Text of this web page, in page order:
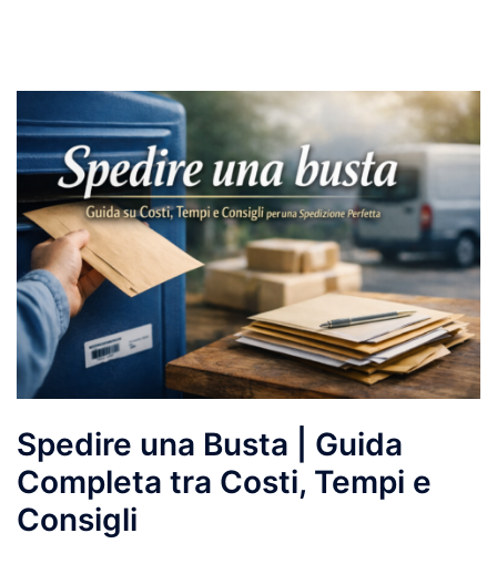
Spedire una Busta | Guida
Completa tra Costi, Tempi e
Consigli